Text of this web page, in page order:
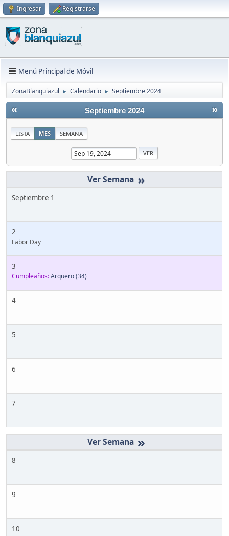
Ingresar Registrarse
Menú Principal de Móvil
ZonaBlanquiazul ► Calendario ► Septiembre 2024
« »
Septiembre 2024
LISTA MES SEMANA
»
Septiembre 1
2
Labor Day
3
Cumpleaños:Arquero(34)
4
5
6
7
»
8
9
10